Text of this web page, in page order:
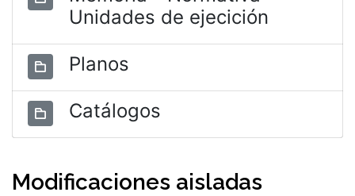
Unidades de ejecición
Planos
Catálogos
Modificaciones aisladas